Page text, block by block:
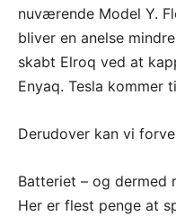
nuværende Model Y.
bliver en anelse
skabt Elroq ved at
Enyaq. Tesla kommer
Derudover kan vi
Batteriet – og dermed
Her er flest penge at